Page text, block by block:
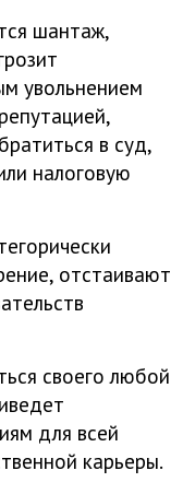
шантаж,
увольнением
в суд,
налоговую
отстаивают
своего любой
для всей
карьеры.